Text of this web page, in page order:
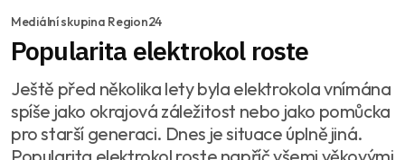
Mediální skupina Region24
Popularita elektrokol roste
Ještě před několika lety byla elektrokola vnímána
spíše jako okrajová záležitost nebo jako pomůcka
pro starší generaci. Dnes je situace úplně jiná.